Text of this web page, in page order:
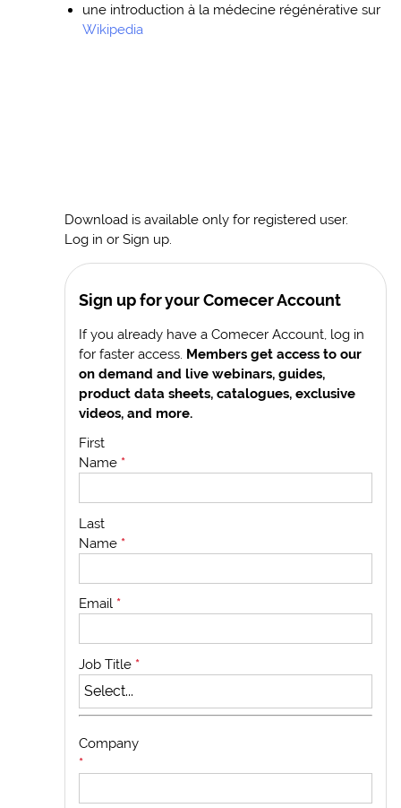
une introduction à la médecine régénérative sur
Wikipedia
Download is available only for registered user.
Log in or Sign up.
Sign up for your Comecer Account
If you already have a Comecer Account, log in
for faster access. Members get access to our
on demand and live webinars, guides,
product data sheets, catalogues, exclusive
videos, and more.
First
Name *
Last
Name *
Email *
Job Title *
Company
*